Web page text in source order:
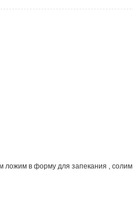
ложим в форму для запекания , солим